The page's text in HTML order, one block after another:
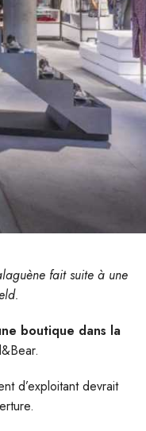
fait suite à une
boutique dans la
d’exploitant devrait